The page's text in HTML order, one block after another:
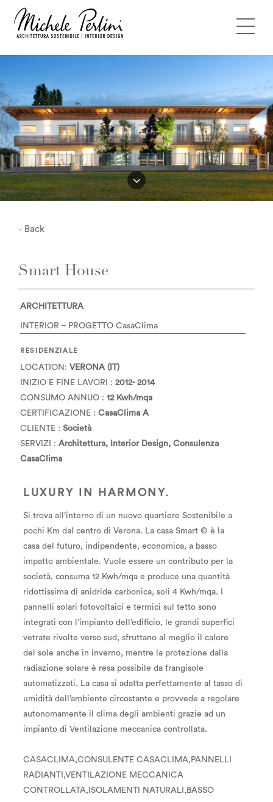
< Back
Smart House
ARCHITETTURA
INTERIOR – PROGETTO CasaClima
RESIDENZIALE
LOCATION: VERONA (IT)
INIZIO E FINE LAVORI : 2012- 2014
CONSUMO ANNUO : 12 Kwh/mqa
CERTIFICAZIONE : CasaClima A
CLIENTE : Società
SERVIZI : Architettura, Interior Design, Consulenza
CasaClima
LUXURY IN HARMONY.
Si trova all’interno di un nuovo quartiere Sostenibile a
pochi Km dal centro di Verona. La casa Smart © è la
casa del futuro, indipendente, economica, a basso
impatto ambientale. Vuole essere un contributo per la
società, consuma 12 Kwh/mqa e produce una quantità
ridottissima di anidride carbonica, soli 4 Kwh/mqa. I
pannelli solari fotovoltaici e termici sul tetto sono
integrati con l’impianto dell’edificio, le grandi superfici
vetrate rivolte verso sud, sfruttano al meglio il calore
del sole anche in inverno, mentre la protezione dalla
radiazione solare è resa possibile da frangisole
automatizzati. La casa si adatta perfettamente al tasso di
umidità dell’ambiente circostante e provvede a regolare
autonomamente il clima degli ambienti grazie ad un
impianto di Ventilazione meccanica controllata.
CASACLIMA,CONSULENTE CASACLIMA,PANNELLI
RADIANTI,VENTILAZIONE MECCANICA
CONTROLLATA,ISOLAMENTI NATURALI,BASSO